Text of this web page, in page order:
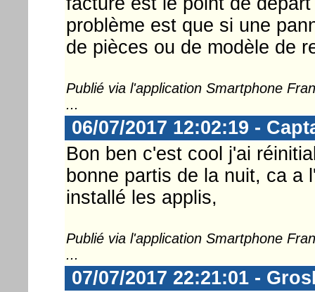
problème est que si une
de pièces ou de modèle de
Publié via l'application Smartphone
...
06/07/2017 12:02:19 -
Bon ben c'est cool j'ai
bonne partis de la nuit, ca a
installé les applis,
Publié via l'application Smartphone
...
07/07/2017 22:21:01 -